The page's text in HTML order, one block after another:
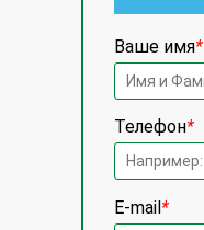
Ваше имя*
Телефон*
E-mail*